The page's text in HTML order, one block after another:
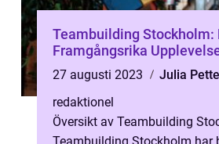
Teambuilding Stockholm:
Framgångsrika
27 augusti 2023
Julia
redaktionel
Översikt av Teambuilding